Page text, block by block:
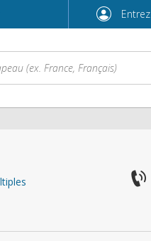
Entrez
Email